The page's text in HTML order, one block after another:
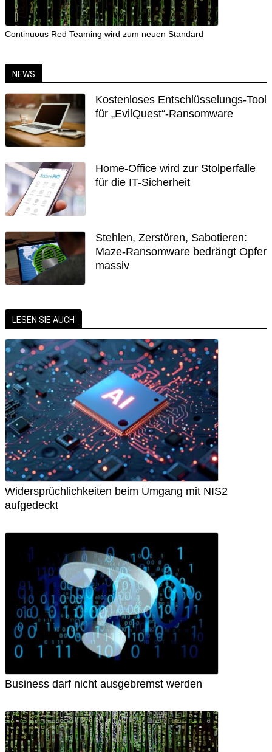
Continuous Red Teaming wird zum neuen Standard
NEWS
Kostenloses Entschlüsselungs-Tool
für „EvilQuest“-Ransomware
Home-Office wird zur Stolperfalle
für die IT-Sicherheit
Stehlen, Zerstören, Sabotieren:
Maze-Ransomware bedrängt Opfer
massiv
LESEN SIE AUCH
Widersprüchlichkeiten beim Umgang mit NIS2
aufgedeckt
Business darf nicht ausgebremst werden